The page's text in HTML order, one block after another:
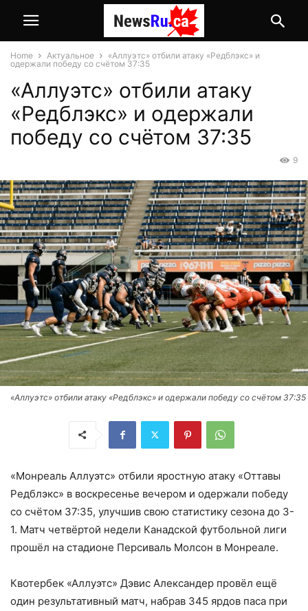
Home Актуальное
«Аллуэтс» отбили атаку «Редблэкс» и
одержали победу со счётом 37:35
«Аллуэтс» отбили атаку
«Редблэкс» и одержали
победу со счётом 37:35
9
«Аллуэтс» отбили атаку «Редблэкс» и одержали победу со счётом 37:35
«Монреаль Аллуэтс» отбили яростную атаку «Оттавы
Редблэкс» в воскресенье вечером и одержали победу
со счётом 37:35, улучшив свою статистику сезона до 3-
1. Матч четвёртой недели Канадской футбольной лиги
прошёл на стадионе Персиваль Молсон в Монреале.
Квотербек «Аллуэтс» Дэвис Александер провёл ещё
один результативный матч, набрав 345 ярдов паса при